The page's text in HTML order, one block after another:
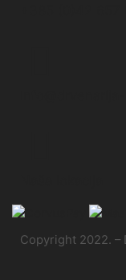
Copyright 2022. –